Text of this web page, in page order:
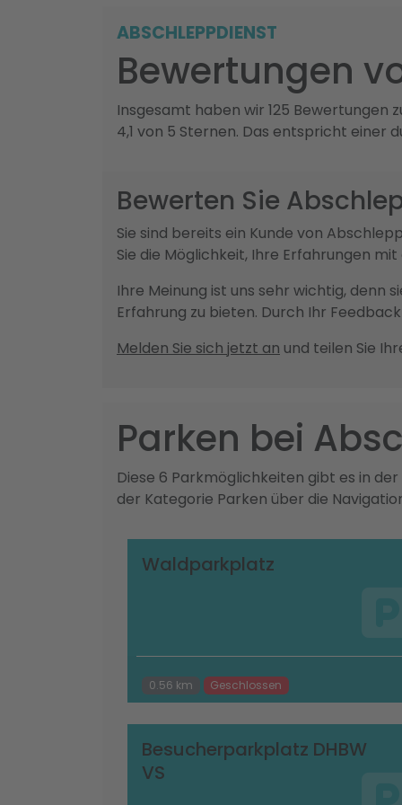
ABSCHLEPPDIENST
Bewertungen
Insgesamt haben wir 125
4,1 von 5 Sternen. Das entspricht einer
Bewerten Sie
Sie sind bereits ein Kunde von
Sie die Möglichkeit, Ihre Erfahrungen
Ihre Meinung ist uns sehr wichtig, denn
Erfahrung zu bieten. Durch Ihr
Melden Sie sich jetzt an und teilen Sie
Parken bei
Diese 6 Parkmöglichkeiten gibt es in
der Kategorie Parken über die
Waldparkplatz
0.56 km Geschlossen
Besucherparkplatz DHBW
VS